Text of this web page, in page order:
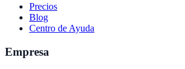
Precios
Blog
Centro de Ayuda
Empresa